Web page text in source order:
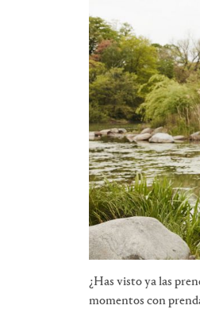
¿Has visto ya las
momentos con